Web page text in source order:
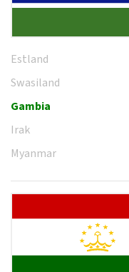
Estland
Swasiland
Gambia
Irak
Myanmar